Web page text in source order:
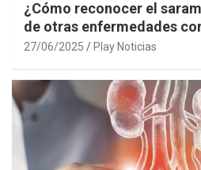
¿Cómo reconocer el
de otras enfermedades
27/06/2025 Play Noticias